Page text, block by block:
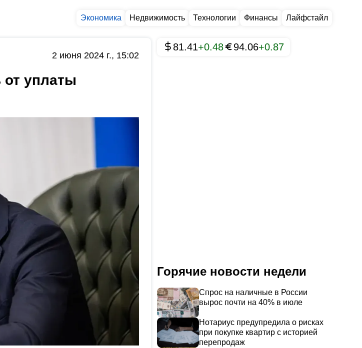
Экономика Недвижимость Технологии Финансы Лайфстайл
2 июня 2024 г., 15:02
от уплаты
81.41+0.48 94.06+0.87
Горячие новости недели
Спрос на наличные в России
вырос почти на 40% в июле
Нотариус предупредила о рисках
при покупке квартир с историей
перепродаж